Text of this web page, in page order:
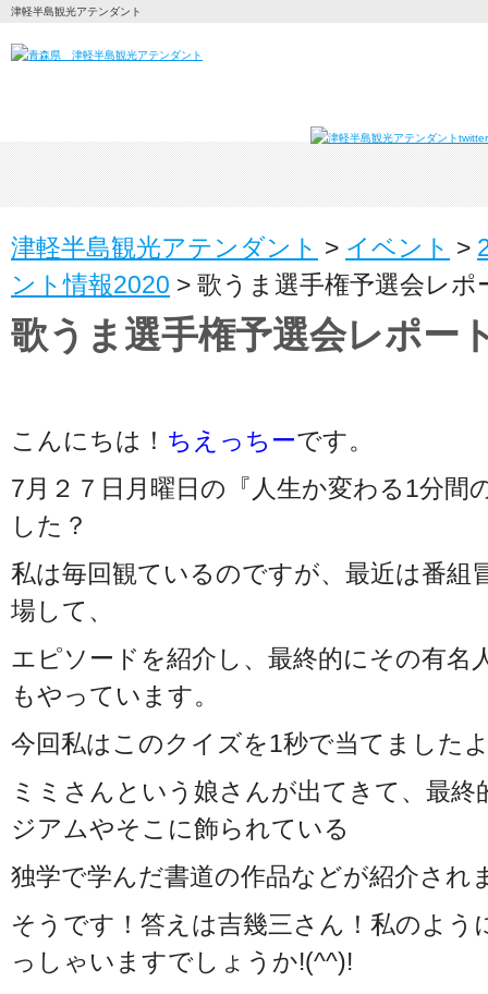
津軽半島観光アテンダント
津軽半島観光アテンダント > イベント >
ント情報2020 > 歌うま選手権予選会レポ
歌うま選手権予選会レポー
こんにちは！ ちえっちーです。
7月２７日月曜日の『人生か変わる1分間
した？
私は毎回観ているのですが、最近は番組
場して、
エピソードを紹介し、最終的にその有名
もやっています。
今回私はこのクイズを1秒で当てました
ミミさんという娘さんが出てきて、最
ジアムやそこに飾られている
独学で学んだ書道の作品などが紹介され
そうです！答えは吉幾三さん！私のよう
っしゃいますでしょうか!(^^)!